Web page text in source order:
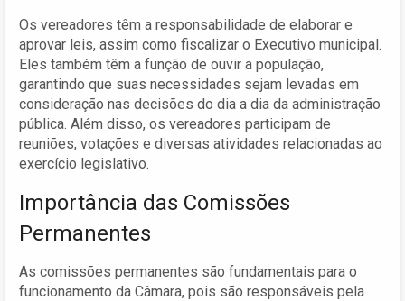
Os vereadores têm a responsabilidade de elaborar e
aprovar leis, assim como fiscalizar o Executivo municipal.
Eles também têm a função de ouvir a população,
garantindo que suas necessidades sejam levadas em
consideração nas decisões do dia a dia da administração
pública. Além disso, os vereadores participam de
reuniões, votações e diversas atividades relacionadas ao
exercício legislativo.
Importância das Comissões
Permanentes
As comissões permanentes são fundamentais para o
funcionamento da Câmara, pois são responsáveis pela